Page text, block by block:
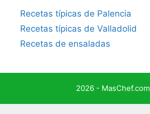
Recetas típicas de Palencia
Recetas típicas de Valladolid
Recetas de ensaladas
2026 - MasChef.com